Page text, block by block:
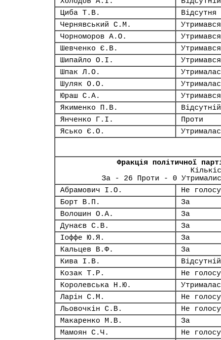
Циба Т.В.
Відсутня
Чернявський С.М.
Утримався
Чорноморов А.О.
Утримався
Шевченко Є.В.
Утримався
Шипайло О.І.
Утримався
Шпак Л.О.
Шуляк О.О.
Юраш С.А.
Утримався
Якименко П.В.
Відсутній
Янченко Г.І.
Проти
Ясько Є.О.
Фракція політичної
За - 26 Проти - 0
Абрамович І.О.
Не
Борт В.П.
За
Волошин О.А.
За
Дунаєв С.В.
За
Іоффе Ю.Я.
За
Кальцев В.Ф.
За
Кива І.В.
Відсутній
Козак Т.Р.
Не
Королевська Н.Ю.
Ларін С.М.
Не
Льовочкін С.В.
Не
Макаренко М.В.
За
Мамоян С.Ч.
Не